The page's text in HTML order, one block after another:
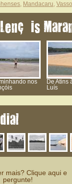
, Mandacaru,
nos
De Atins
Luís
mais? Clique aqui e
pergunte!